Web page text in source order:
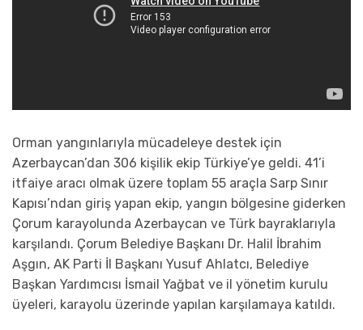
Orman yangınlarıyla mücadeleye destek için
Azerbaycan’dan 306 kişilik ekip Türkiye’ye geldi. 41’i
itfaiye aracı olmak üzere toplam 55 araçla Sarp Sınır
Kapısı’ndan giriş yapan ekip, yangın bölgesine giderken
Çorum karayolunda Azerbaycan ve Türk bayraklarıyla
karşılandı. Çorum Belediye Başkanı Dr. Halil İbrahim
Aşgın, AK Parti İl Başkanı Yusuf Ahlatcı, Belediye
Başkan Yardımcısı İsmail Yağbat ve il yönetim kurulu
üyeleri, karayolu üzerinde yapılan karşılamaya katıldı.